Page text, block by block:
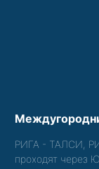
РИГА - ТАЛСИ,
проходят через